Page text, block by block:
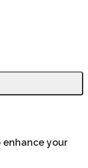
your